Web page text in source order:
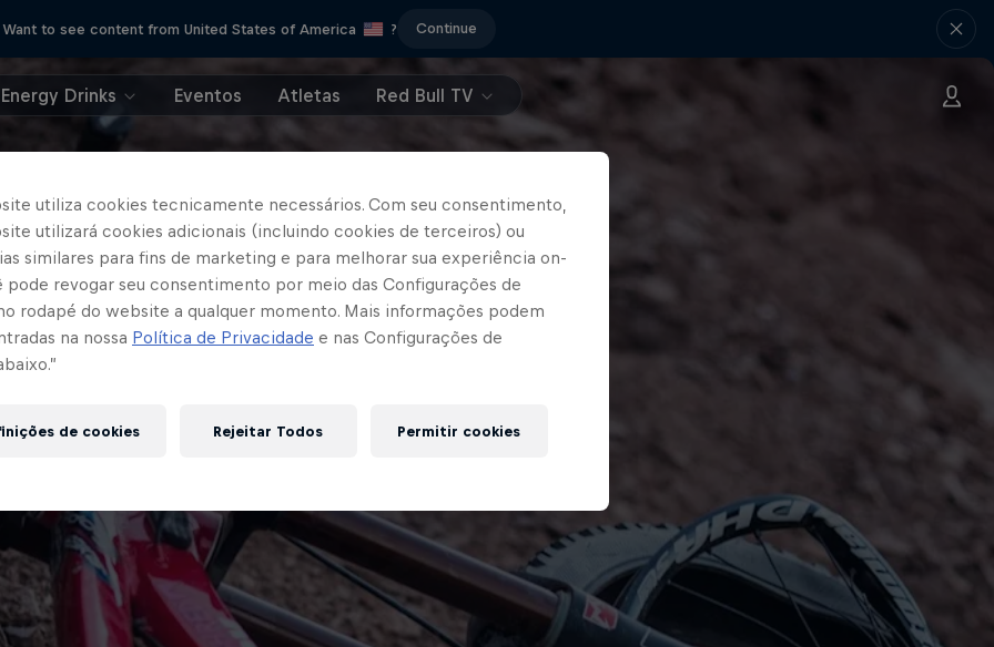
Want to see content from United States of America ? Continue
Energy Drinks Eventos Atletas Red Bull TV
utiliza cookies tecnicamente necessários. Com seu consentimento,
utilizará cookies adicionais (incluindo cookies de terceiros) ou
similares para fins de marketing e para melhorar sua experiência on-
pode revogar seu consentimento por meio das Configurações de
rodapé do website a qualquer momento. Mais informações podem
na nossa Política de Privacidade e nas Configurações de
de cookies Rejeitar Todos Permitir cookies